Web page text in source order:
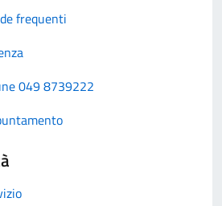
frequenti
049 8739222